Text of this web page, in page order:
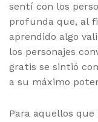
sentí con los
profunda que, al
aprendido algo
los personajes
gratis se sintió
a su máximo
Para aquellos que